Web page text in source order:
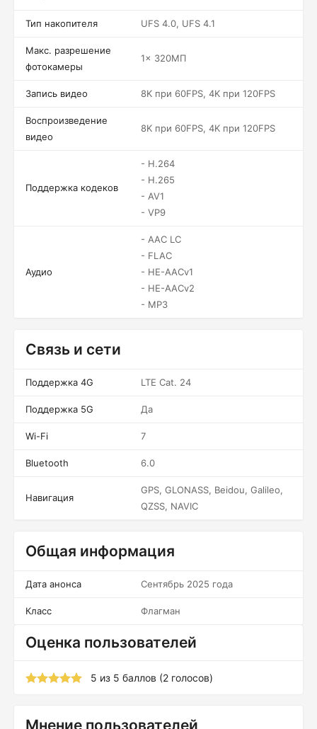
Тип накопителя UFS 4.0, UFS 4.1
Макс. разрешение
фотокамеры
1x 320МП
Запись видео 8K при 60FPS, 4K при 120FPS
Воспроизведение
видео
8K при 60FPS, 4K при 120FPS
Поддержка кодеков
- H.264
- H.265
- AV1
- VP9
Аудио
- AAC LC
- FLAC
- HE-AACv1
- HE-AACv2
- MP3
Связь и сети
Поддержка 4G LTE Cat. 24
Поддержка 5G Да
Wi-Fi 7
Bluetooth 6.0
Навигация
GPS, GLONASS, Beidou, Galileo,
QZSS, NAVIC
Общая информация
Дата анонса Сентябрь 2025 года
Класс Флагман
Оценка пользователей
5 из 5 баллов (2 голосов)
Мнение пользователей